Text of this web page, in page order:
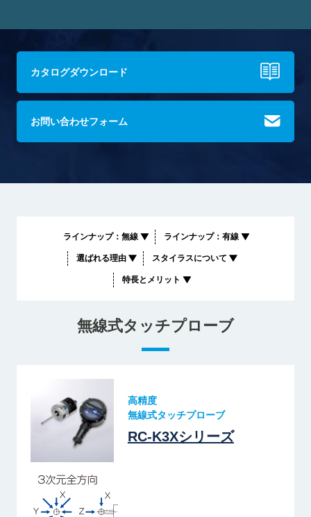
カタログダウンロード
お問い合わせフォーム
ラインナップ：無線 ラインナップ：有線
選ばれる理由 スタイラスについて
特長とメリット
無線式タッチプローブ
高精度
無線式タッチプローブ
RC-K3Xシリーズ